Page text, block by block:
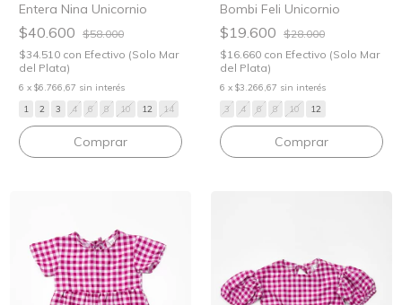
Entera Nina Unicornio
$40.600 $58.000
$34.510 con Efectivo (Solo Mar
del Plata)
6 x $6.766,67 sin interés
1
2 3 4 6 8 10 12 14
Comprar
Bombi Feli Unicornio
$19.600 $28.000
$16.660 con Efectivo (Solo Mar
del Plata)
6 x $3.266,67 sin interés
3
4 6 8 10 12
Comprar